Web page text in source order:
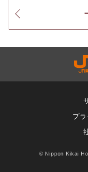
プ
© Nippon Kikai